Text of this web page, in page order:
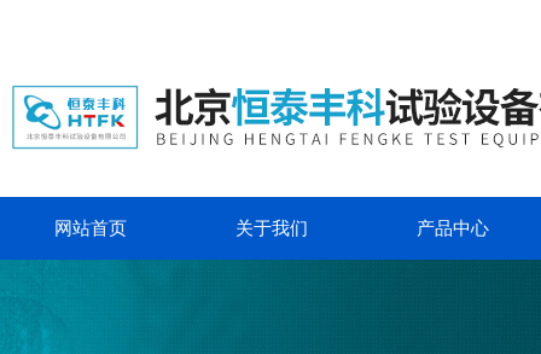
网站首页 关于我们 产品中心